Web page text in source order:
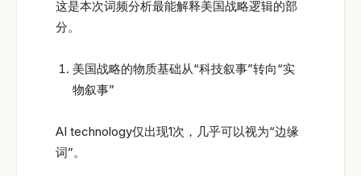
这是本次词频分析最能解释美国战略逻辑的部
分。
美国战略的物质基础从“科技叙事”转向“实
物叙事”
AI technology仅出现1次，几乎可以视为“边缘
词”。